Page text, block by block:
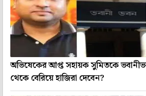
অভিষেকের আপ্ত সহায়ক সুমিতকে
থেকে বেরিয়ে হাজিরা দেবেন?